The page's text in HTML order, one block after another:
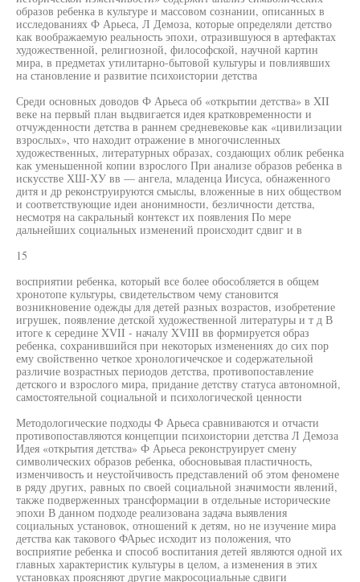
образов ребенка в культуре и массовом сознании, описанных в
исследованиях Ф Арьеса, Л Демоза, которые определяли детство
как воображаемую реальность эпохи, отразившуюся в артефактах
художественной, религиозной, философской, научной картин
мира, в предметах утилитарно-бытовой культуры и повлиявших
на становление и развитие психоистории детства
Среди основных доводов Ф Арьеса об «открытии детства» в XII
веке на первый план выдвигается идея кратковременности и
отчужденности детства в раннем средневековье как «цивилизации
взрослых», что находит отражение в многочисленных
художественных, литературных образах, создающих облик ребенка
как уменьшенной копии взрослого При анализе образов ребенка в
искусстве ХШ-ХУ вв — ангела, младенца Иисуса, обнаженного
дитя и др реконструируются смыслы, вложенные в них обществом
и соответствующие идеи анонимности, безличности детства,
несмотря на сакральный контекст их появления По мере
дальнейших социальных изменений происходит сдвиг и в
15
восприятии ребенка, который все более обособляется в общем
хронотопе культуры, свидетельством чему становится
возникновение одежды для детей разных возрастов, изобретение
игрушек, появление детской художественной литературы и т д В
итоге к середине XVII - началу XVIII вв формируется образ
ребенка, сохранившийся при некоторых изменениях до сих пор
ему свойственно четкое хронологичечское и содержательной
различие возрастных периодов детства, противопоставление
детского и взрослого мира, придание детству статуса автономной,
самостоятельной социальной и психологической ценности
Методологические подходы Ф Арьеса сравниваются и отчасти
противопоставляются концепции психоистории детства Л Демоза
Идея «открытия детства» Ф Арьеса реконструирует смену
символических образов ребенка, обосновывая пластичность,
изменчивость и неустойчивость представлений об этом феномене
в ряду других, равных по своей социальной значимости явлений,
также подверженных трансформации в отдельные исторические
эпохи В данном подходе реализована задача выявления
социальных установок, отношений к детям, но не изучение мира
детства как такового ФАрьес исходит из положения, что
восприятие ребенка и способ воспитания детей являются одной их
главных характеристик культуры в целом, а изменения в этих
установках проясняют другие макросоциальные сдвиги